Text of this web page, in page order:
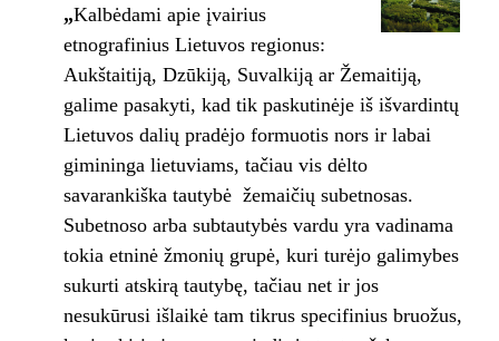
„Kalbėdami apie įvairius
etnografinius Lietuvos regionus:
Aukštaitiją, Dzūkiją, Suvalkiją ar Žemaitiją,
galime pasakyti, kad tik paskutinėje iš išvardintų
Lietuvos dalių pradėjo formuotis nors ir labai
gimininga lietuviams, tačiau vis dėlto
savarankiška tautybė ­ žemaičių subetnosas.
Subetnoso arba subtautybės vardu yra vadinama
tokia etninė žmonių grupė, kuri turėjo galimybes
sukurti atskirą tautybę, tačiau net ir jos
nesukūrusi išlaikė tam tikrus specifinius bruožus,